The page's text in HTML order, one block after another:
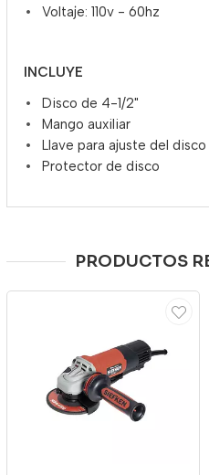
Voltaje: 110v - 60hz
INCLUYE
Disco de 4-1/2"
Mango auxiliar
Llave para ajuste del disco
Protector de disco
PRODUCTOS